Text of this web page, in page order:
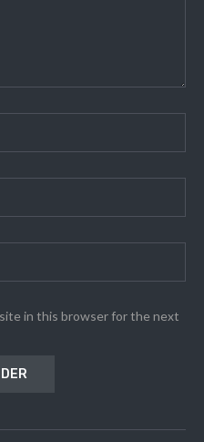
in this browser for the next